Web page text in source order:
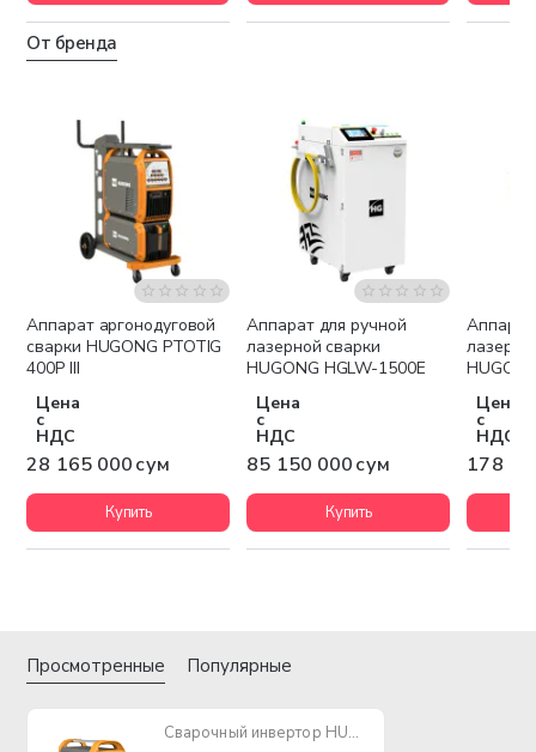
От бренда
Бесплатная доставка
Аппарат аргонодуговой
сварки HUGONG PTOTIG
400P III
Цена
с
НДС
28 165 000 сум
Купить
Бесплатная доставка
Аппарат для ручной
лазерной сварки
HUGONG HGLW-1500E
Цена
с
НДС
85 150 000 сум
Купить
Цена
с
НДС
178
Просмотренные Популярные
Сварочный инвертор HUGONG ETIG200 DP III